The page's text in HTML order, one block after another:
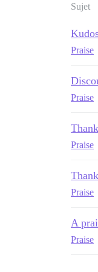
Sujet
Praise
Praise
Praise
Praise
A
Praise